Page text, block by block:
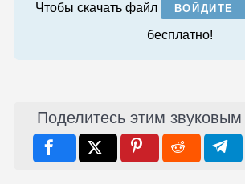
Чтобы скачать файл ВОЙДИТЕ
бесплатно!
Поделитесь этим